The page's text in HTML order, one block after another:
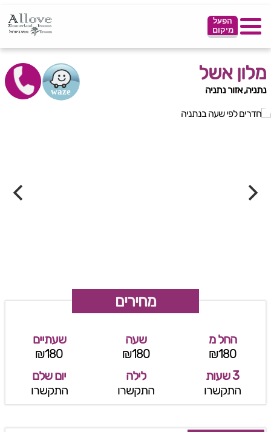
הפעל
מיקום
מלון אשל
נתניה, אזור נתניה
מחירים
החל מ
₪180
שעה
₪180
שעתיים
₪180
3 שעות
התקשרו
לילה
התקשרו
יום שלם
התקשרו